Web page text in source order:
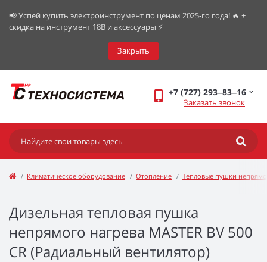
📢 Успей купить электроинструмент по ценам 2025-го года! 🔥 +
скидка на инструмент 18В и аксессуары ⚡️
Закрыть
+7 (727) 293‒83‒16
Заказать звонок
Климатическое оборудование Отопление Тепловые пушки
Дизельная тепловая пушка
непрямого нагрева MASTER BV 500
CR (Радиальный вентилятор)